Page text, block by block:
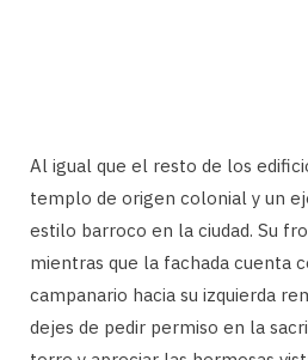
Al igual que el resto de los
templo de origen colonial y un
estilo barroco en la ciudad. Su
mientras que la fachada cuenta
campanario hacia su izquierda
dejes de pedir permiso en la